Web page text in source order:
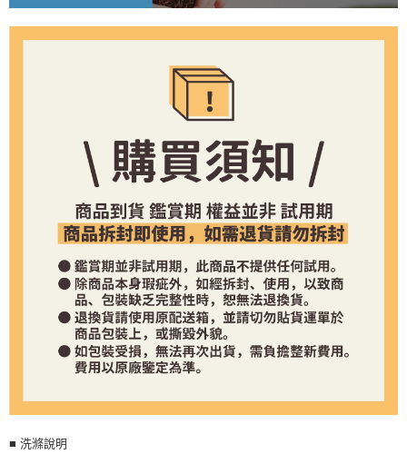
■ 洗滌說明